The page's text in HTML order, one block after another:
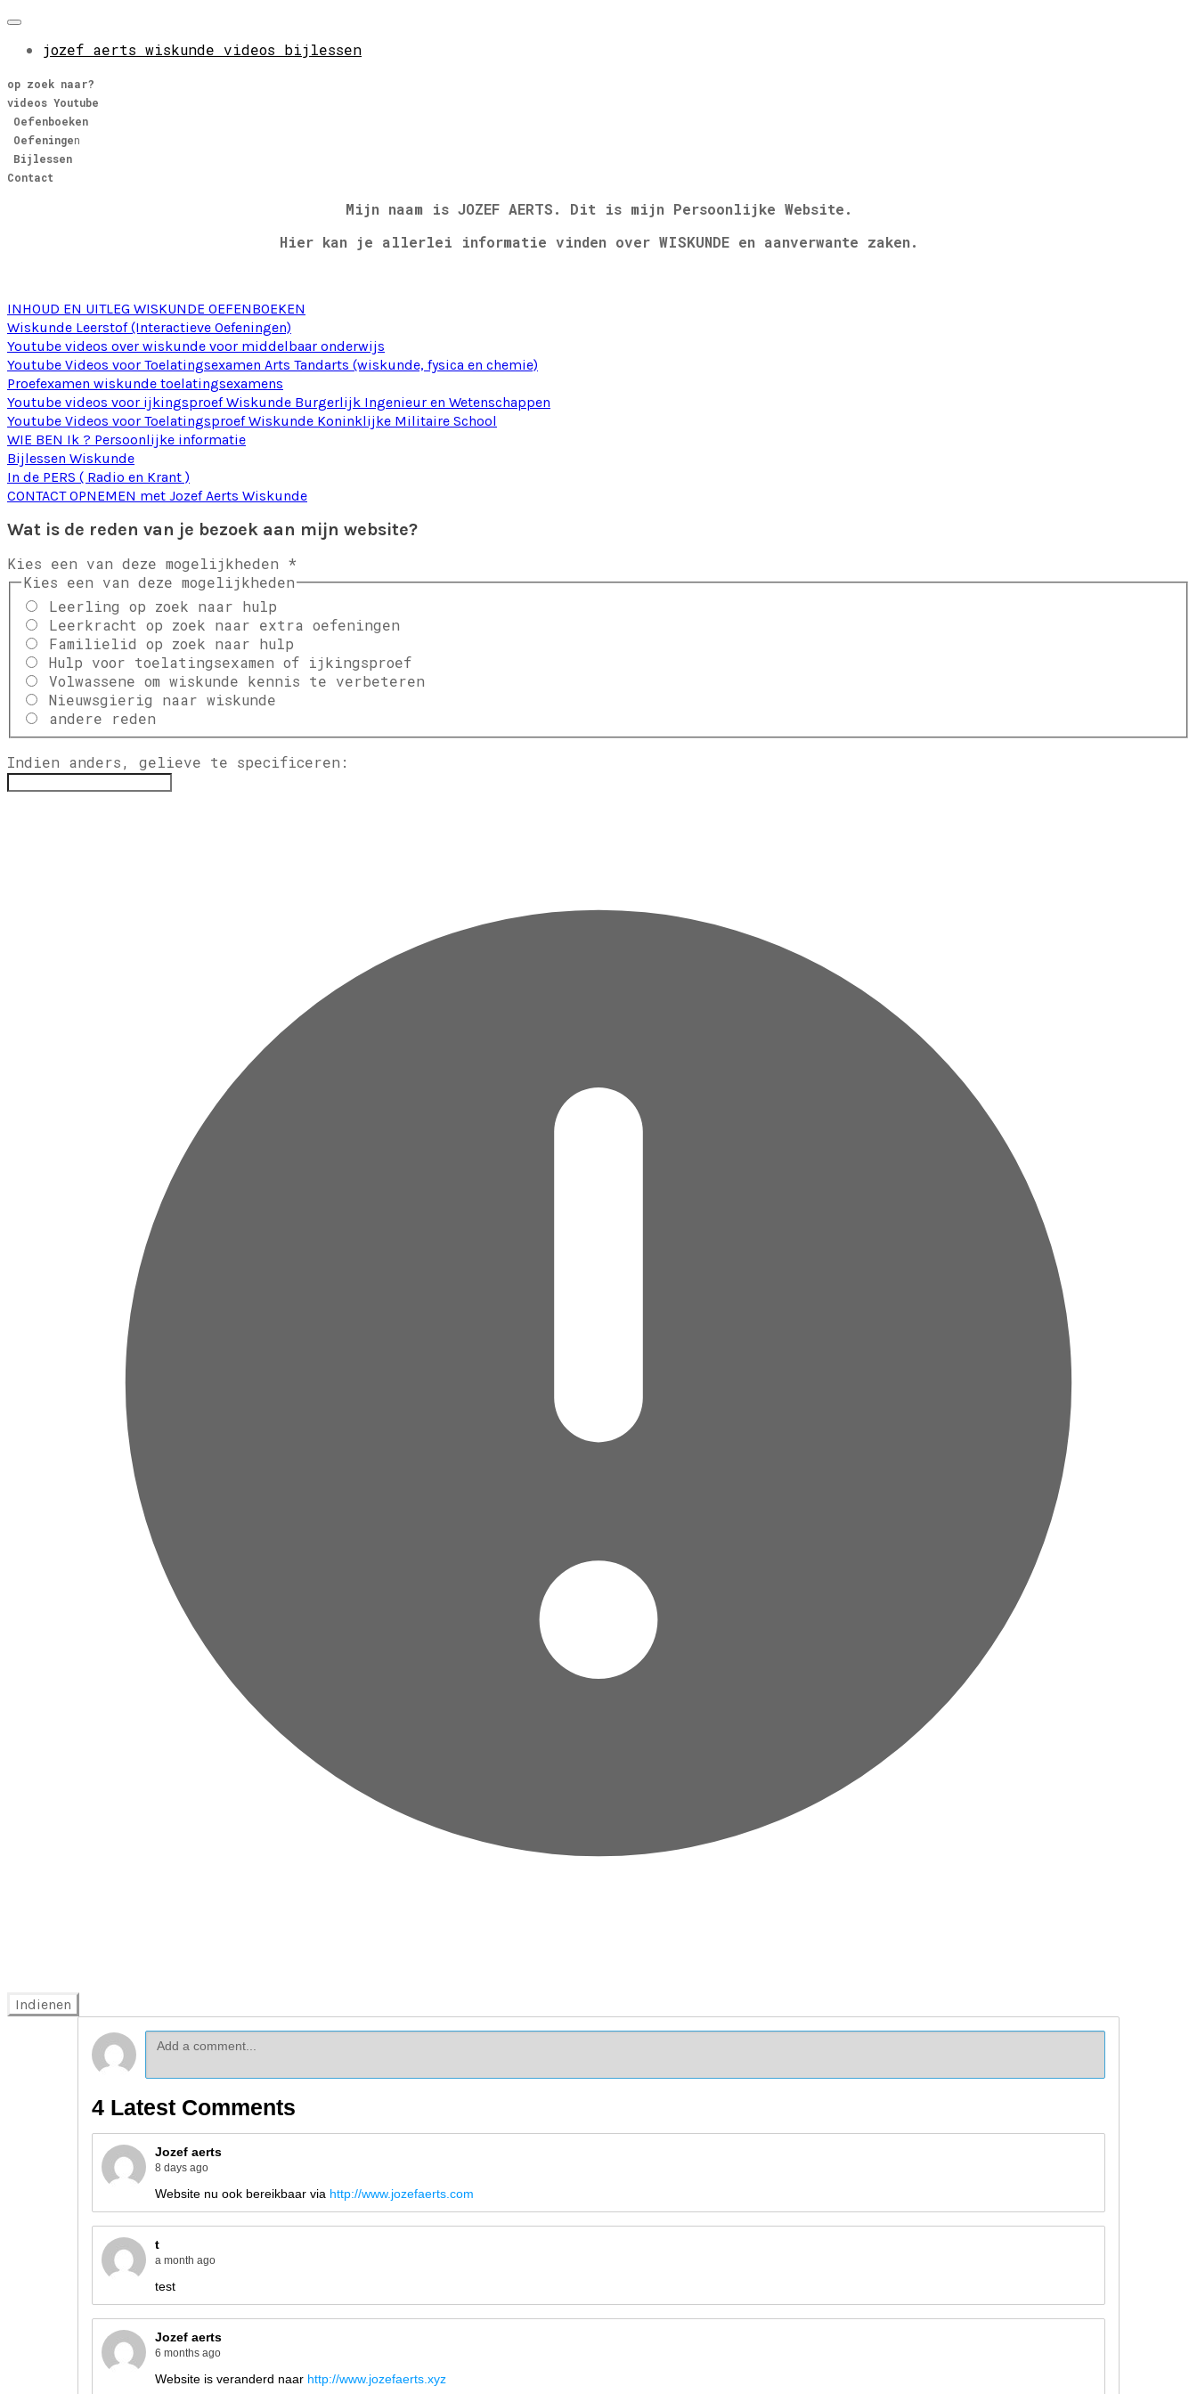
jozef aerts wiskunde videos bijlessen
op zoek naar?
videos Youtube
Oefenboeken
Oefeningen
Bijlessen
Contact
Mijn naam is JOZEF AERTS. Dit is mijn Persoonlijke Website.
Hier kan je allerlei informatie vinden over WISKUNDE en aanverwante zaken.
INHOUD EN UITLEG WISKUNDE OEFENBOEKEN
Wiskunde Leerstof (Interactieve Oefeningen)
Youtube videos over wiskunde voor middelbaar onderwijs
Youtube Videos voor Toelatingsexamen Arts Tandarts (wiskunde, fysica en chemie)
Proefexamen wiskunde toelatingsexamens
Youtube videos voor ijkingsproef Wiskunde Burgerlijk Ingenieur en Wetenschappen
Youtube Videos voor Toelatingsproef Wiskunde Koninklijke Militaire School
WIE BEN Ik ? Persoonlijke informatie
Bijlessen Wiskunde
In de PERS ( Radio en Krant )
CONTACT OPNEMEN met Jozef Aerts Wiskunde
Wat is de reden van je bezoek aan mijn website?
Kies een van deze mogelijkheden *
Kies een van deze mogelijkheden
Leerling op zoek naar hulp
Leerkracht op zoek naar extra oefeningen
Familielid op zoek naar hulp
Hulp voor toelatingsexamen of ijkingsproef
Volwassene om wiskunde kennis te verbeteren
Nieuwsgierig naar wiskunde
andere reden
Indien anders, gelieve te specificeren:
Indienen